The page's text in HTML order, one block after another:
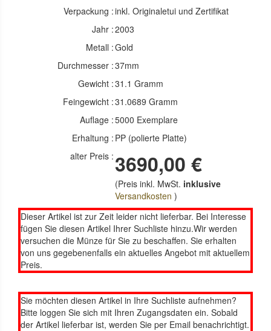
Verpackung :inkl. Originaletui und Zertifikat
Jahr :2003
Metall :Gold
Durchmesser :37mm
Gewicht :31.1 Gramm
Feingewicht :31.0689 Gramm
Auflage :5000 Exemplare
Erhaltung : PP (polierte Platte)
alter Preis : 3690,00 €
(Preis inkl. MwSt. inklusive
Versandkosten )
Dieser Artikel ist zur Zeit leider nicht lieferbar. Bei Interesse
fügen Sie diesen Artikel Ihrer Suchliste hinzu.Wir werden
versuchen die Münze für Sie zu beschaffen. Sie erhalten
von uns gegebenenfalls ein aktuelles Angebot mit aktuellem
Preis.
Sie möchten diesen Artikel in Ihre Suchliste aufnehmen?
Bitte loggen Sie sich mit Ihren Zugangsdaten ein. Sobald
der Artikel lieferbar ist, werden Sie per Email benachrichtigt.